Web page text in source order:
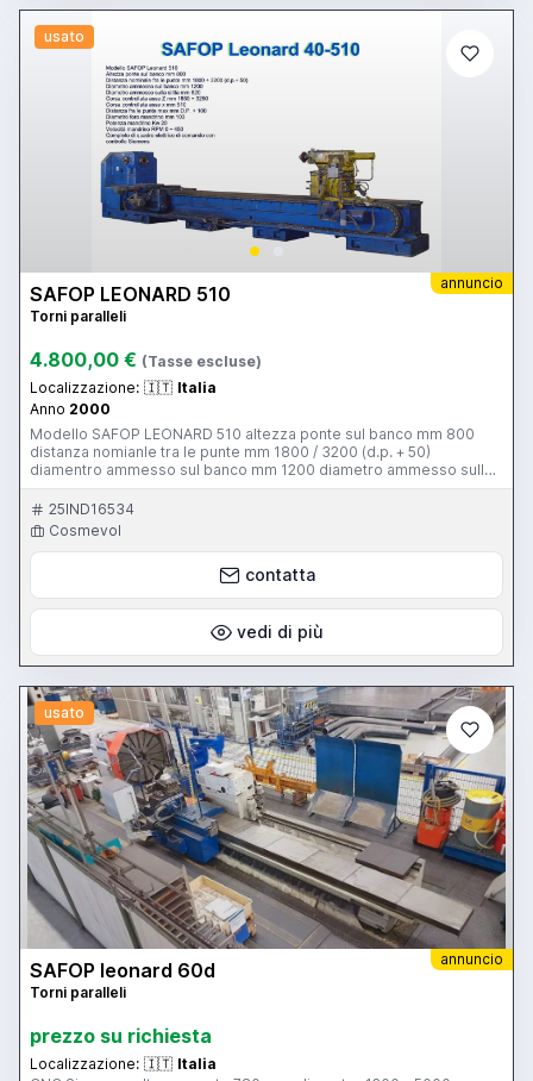
usato
annuncio
SAFOP LEONARD 510
Torni paralleli
4.800,00 € (Tasse escluse)
Localizzazione: 🇮🇹 Italia
Anno 2000
Modello SAFOP LEONARD 510 altezza ponte sul banco mm 800
distanza nomianle tra le punte mm 1800 / 3200 (d.p. + 50)
diamentro ammesso sul banco mm 1200 diametro ammesso sulla
slitta mm 820 corsa controllata asse Z mm 1850 / 3250 corsa
controllata asse X mm 510 distanza tra le punte max mm D.P. + 100
diametro foro mandrino mm 103 potenza mandrino kw 20 velocità
mandrino RPM 0 / 450 completo di quadro elettrico di comando
con controllo Siemens
25IND16534
Cosmevol
contatta
vedi di più
usato
annuncio
SAFOP leonard 60d
Torni paralleli
prezzo su richiesta
Localizzazione: 🇮🇹 Italia